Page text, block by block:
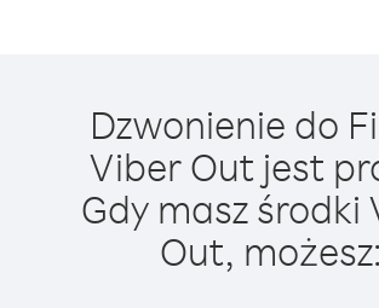
Dzwonienie do
Viber Out jest
Gdy masz środki
Out, możesz: